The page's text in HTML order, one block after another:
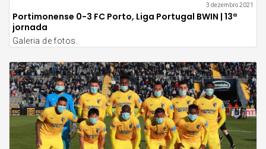
3 dezembro 2021
Portimonense 0-3 FC Porto, Liga Portugal BWIN | 13ª
jornada
Galeria de fotos.